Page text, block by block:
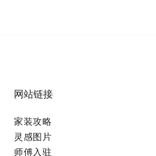
网站链接
家装攻略
灵感图片
师傅入驻